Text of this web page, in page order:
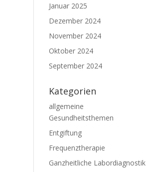
Januar 2025
Dezember 2024
November 2024
Oktober 2024
September 2024
Kategorien
allgemeine
Gesundheitsthemen
Entgiftung
Frequenztherapie
Ganzheitliche Labordiagnostik